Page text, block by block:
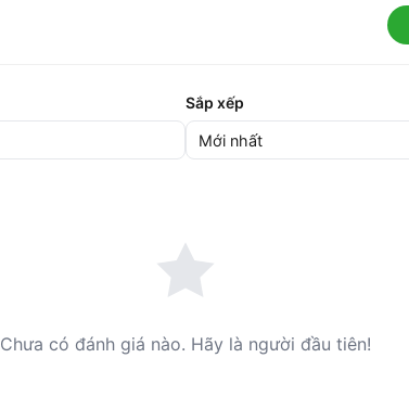
Sắp xếp
Chưa có đánh giá nào. Hãy là người đầu tiên!